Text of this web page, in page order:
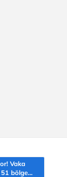
Vaka
51 bölge